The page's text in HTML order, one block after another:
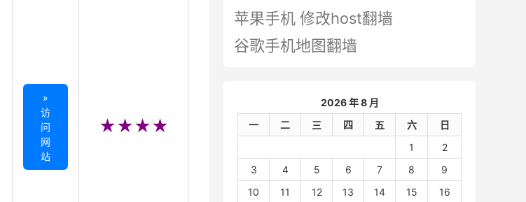
»
访
问
网
站
★★★★
苹果手机 修改host翻墙
谷歌手机地图翻墙
2026 年 8 月
一
二 三 四 五 六
日
1
2
3
4 5 6 7 8
9
10
11 12 13 14 15
16